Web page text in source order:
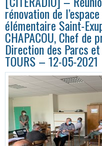
rénovation de
élémentaire Saint-
CHAPACOU, Chef de
Direction des Parcs
TOURS – 12-05-2021